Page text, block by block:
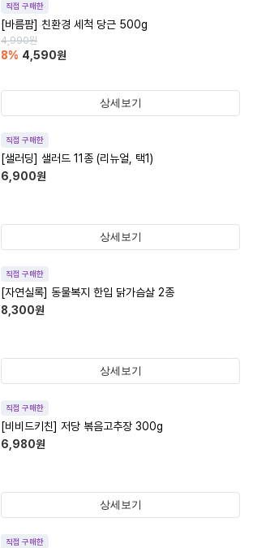
직접 구매한
[바름팜] 친환경 세척 당근 500g
4,990원
8% 4,590원
상세보기
직접 구매한
[샐러딩] 샐러드 11종 (리뉴얼, 택1)
6,900원
상세보기
직접 구매한
[자연실록] 동물복지 한입 닭가슴살 2종
8,300원
상세보기
직접 구매한
[비비드키친] 저당 볶음고추장 300g
6,980원
상세보기
직접 구매한